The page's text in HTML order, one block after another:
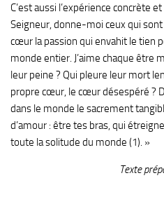
C’est aussi l’expérience concrète
Seigneur, donne-moi ceux qui
cœur la passion qui envahit le tien
monde entier. J’aime chaque être
leur peine ? Qui pleure leur mort
propre cœur, le cœur désespéré ?
dans le monde le sacrement
d’amour : être tes bras, qui
toute la solitude du monde (1). »
Texte